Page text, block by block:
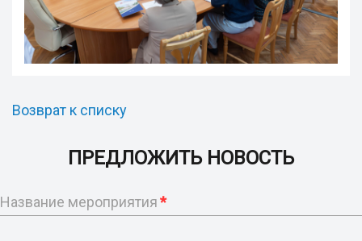
Возврат к списку
ПРЕДЛОЖИТЬ НОВОСТЬ
Название мероприятия*